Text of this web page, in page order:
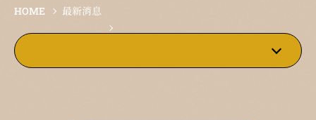
倉庫精選
HOME 最新消息